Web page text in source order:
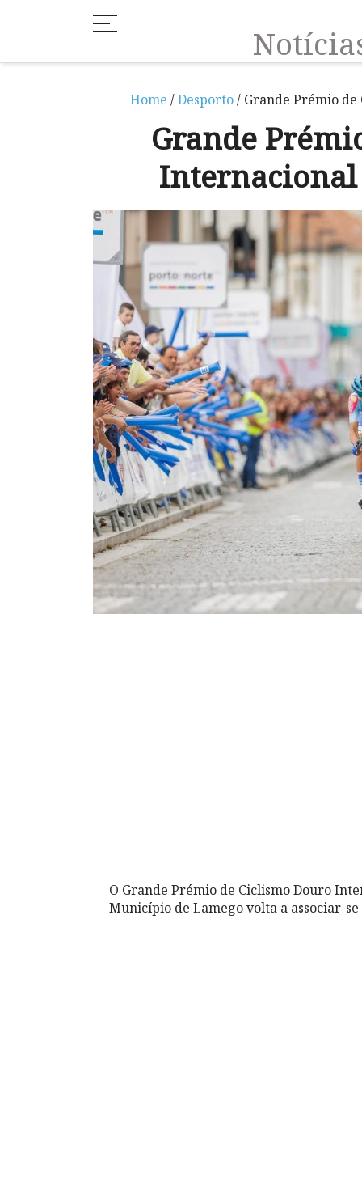
Home /Desporto/ Grande Prémio
Grande
Internacional
O Grande Prémio de Ciclismo Douro
Município de Lamego volta a associar-